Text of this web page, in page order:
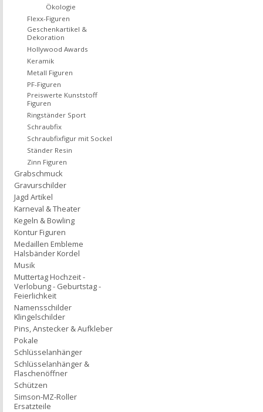
Ökologie
Flexx-Figuren
Geschenkartikel &
Dekoration
Hollywood Awards
Keramik
Metall Figuren
PF-Figuren
Preiswerte Kunststoff
Figuren
Ringständer Sport
Schraubfix
Schraubfixfigur mit Sockel
Ständer Resin
Zinn Figuren
Grabschmuck
Gravurschilder
Jagd Artikel
Karneval & Theater
Kegeln & Bowling
Kontur Figuren
Medaillen Embleme
Halsbänder Kordel
Musik
Muttertag Hochzeit -
Verlobung - Geburtstag -
Feierlichkeit
Namensschilder
Klingelschilder
Pins, Anstecker & Aufkleber
Pokale
Schlüsselanhänger
Schlüsselanhänger &
Flaschenöffner
Schützen
Simson-MZ-Roller
Ersatzteile